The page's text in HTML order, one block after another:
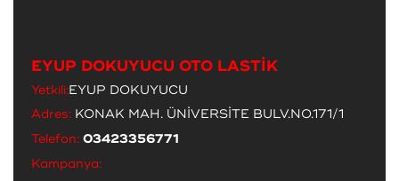
EYUP DOKUYUCU OTO LASTİK
Yetkili:EYUP DOKUYUCU
Adres: KONAK MAH. ÜNİVERSİTE BULV.NO.171/1
Telefon: 03423356771
Kampanya: